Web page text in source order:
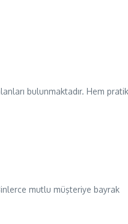
bulunmaktadır. Hem pratik
mutlu müşteriye bayrak